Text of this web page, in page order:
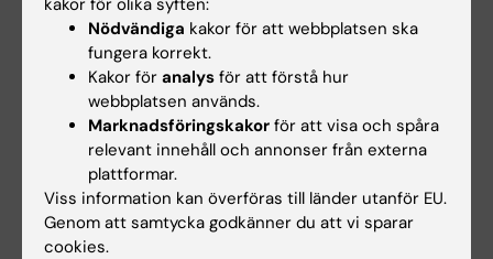
obligatoriska utbildningsinslagen, eller tagit
igen frånvaro/ brister i enlighet med
examinators anvisningar kan inte
studieresultaten slutrapporteras. Frånvaro
från eller ej fullgörande av ett obligatoriskt
utbildningsinslag kan innebära att den
studerande inte kan ta igen tillfället förrän
nästa gång kursen ges.
kakor för olika syften:
Nödvändiga kakor för att webbplatsen ska
fungera korrekt.
Kakor för analys för att förstå hur
webbplatsen används.
Marknadsföringskakor för att visa och spåra
relevant innehåll och annonser från externa
plattformar.
Viss information kan överföras till länder utanför EU.
Genom att samtycka godkänner du att vi sparar
cookies.